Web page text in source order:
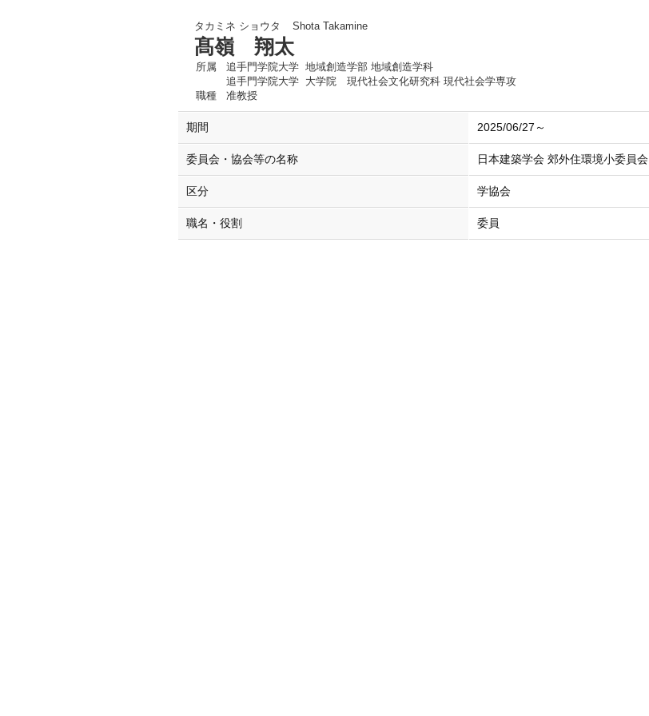
タカミネ ショウタ Shota Takamine
髙嶺 翔太
所属
追手門学院大学 地域創造学部 地域創造学科
追手門学院大学 大学院 現代社会文化研究科 現代社会学専攻
職種
准教授
期間 2025/06/27～
委員会・協会等の名称 日本建築学会 郊外住環境小委員会
区分 学協会
職名・役割 委員